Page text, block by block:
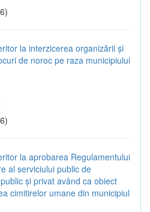
la interzicerea organizării și
de noroc pe raza municipiului
la aprobarea Regulamentului
al serviciului public de
și privat având ca obiect
cimitirelor umane din municipiul